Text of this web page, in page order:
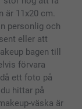
är 11x20 cm.
personlig och
eller att
bagen till
förvara
ett foto på
hittar på
väska är